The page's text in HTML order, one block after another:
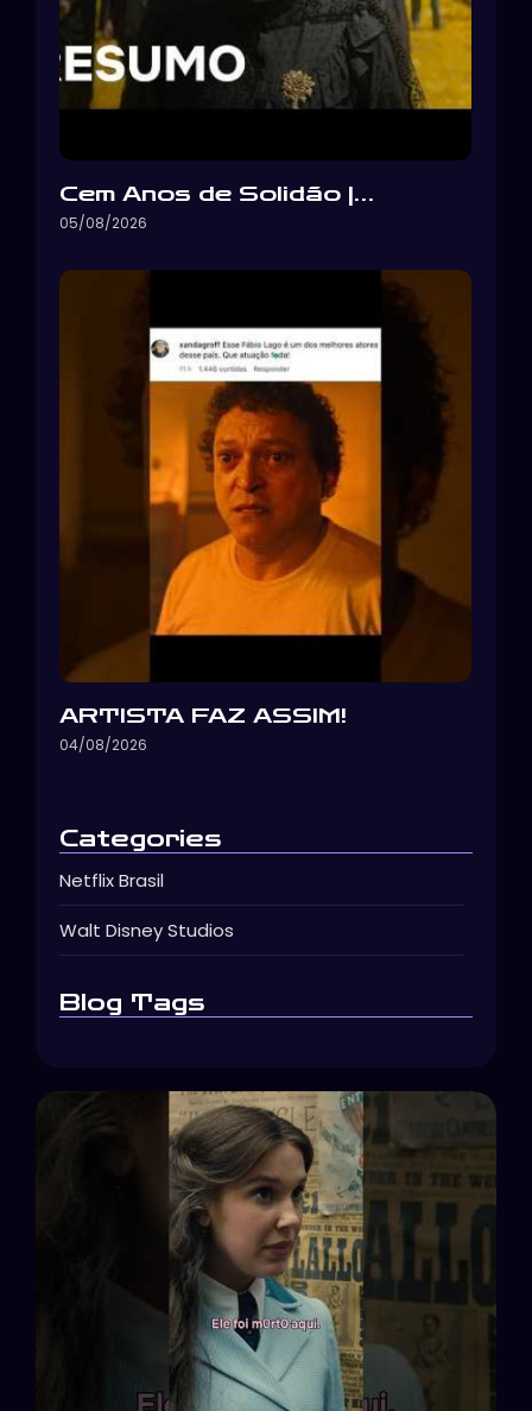
Cem Anos de Solidão |…
05/08/2026
ARTISTA FAZ ASSIM!
04/08/2026
Categories
Netflix Brasil
Walt Disney Studios
Blog Tags